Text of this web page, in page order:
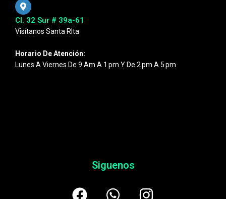
Cl. 32 Sur # 39a-61
Visítanos Santa RIta
Horario De Atención:
Lunes A Viernes De 9 Am A 1 Pm Y De 2 Pm A 5 Pm
Siguenos